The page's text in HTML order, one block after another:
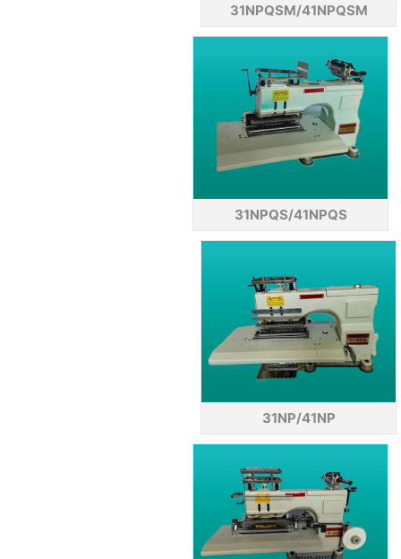
31NPQSM/41NPQSM
31NPQS/41NPQS
31NP/41NP
点击复制微信号